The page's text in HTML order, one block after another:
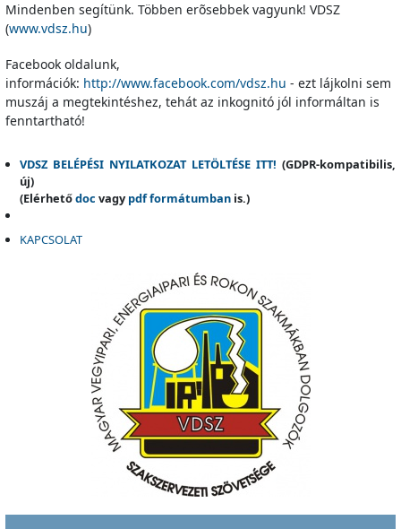
Mindenben segítünk. Többen erõsebbek vagyunk! VDSZ
(www.vdsz.hu)
Facebook oldalunk,
információk: http://www.facebook.com/vdsz.hu - ezt lájkolni sem
muszáj a megtekintéshez, tehát az inkognitó jól informáltan is
fenntartható!
VDSZ BELÉPÉSI NYILATKOZAT LETÖLTÉSE ITT! (GDPR-kompatibilis,
új)
(Elérhetődoc vagy pdf formátumban is.)
KAPCSOLAT